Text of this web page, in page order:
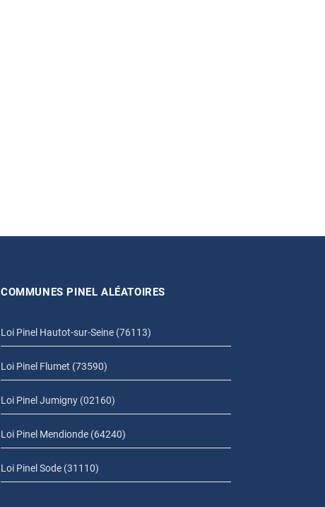
COMMUNES PINEL ALÉATOIRES
Loi Pinel Hautot-sur-Seine (76113)
Loi Pinel Flumet (73590)
Loi Pinel Jumigny (02160)
Loi Pinel Mendionde (64240)
Loi Pinel Sode (31110)